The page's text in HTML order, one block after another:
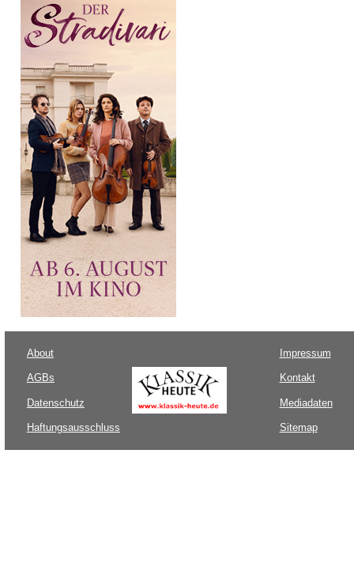
About
AGBs
Datenschutz
Haftungsausschluss
Impressum
Kontakt
Mediadaten
Sitemap